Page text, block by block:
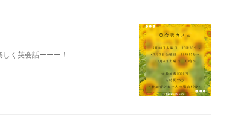
く英会話ーーー！